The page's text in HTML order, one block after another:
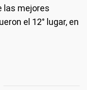
las mejores
el 12° lugar, en